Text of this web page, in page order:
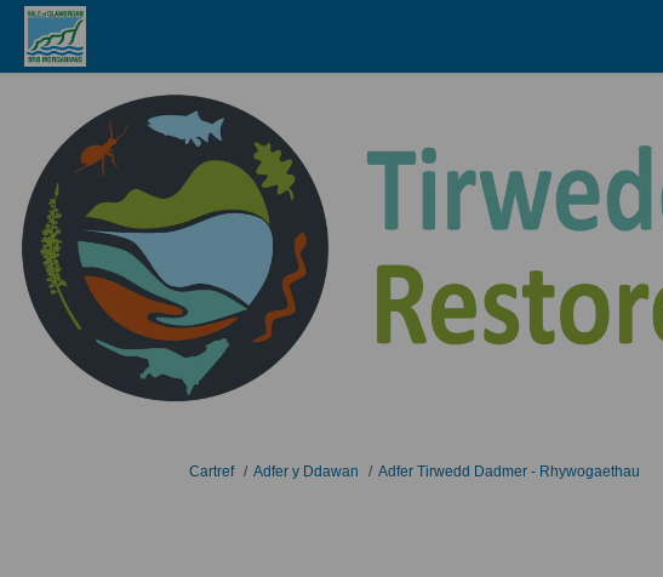
Rydych yma:
Cartref Adfer y Ddawan Adfer Tirwedd Dadmer - Rhywogaethau